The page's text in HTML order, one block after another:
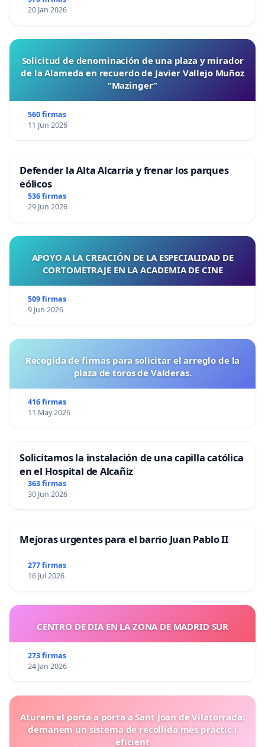
20 Jan 2026
Solicitud de denominación de una plaza y mirador
de la Alameda en recuerdo de Javier Vallejo Muñoz
“Mazinger”
560 firmas
11 Jun 2026
Defender la Alta Alcarria y frenar los parques
eólicos
536 firmas
29 Jun 2026
APOYO A LA CREACIÓN DE LA ESPECIALIDAD DE
CORTOMETRAJE EN LA ACADEMIA DE CINE
509 firmas
9 Jun 2026
Recogida de firmas para solicitar el arreglo de la
plaza de toros de Valderas.
416 firmas
11 May 2026
Solicitamos la instalación de una capilla católica
en el Hospital de Alcañiz
363 firmas
30 Jun 2026
Mejoras urgentes para el barrio Juan Pablo II
277 firmas
16 Jul 2026
CENTRO DE DIA EN LA ZONA DE MADRID SUR
273 firmas
24 Jan 2026
Aturem el porta a porta a Sant Joan de Vilatorrada:
demanem un sistema de recollida més pràctic i
eficient